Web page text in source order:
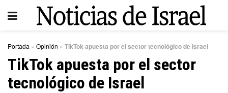
Portada » Opinión » TikTok apuesta por el sector tecnológico de Israel
TikTok apuesta por el sector
tecnológico de Israel